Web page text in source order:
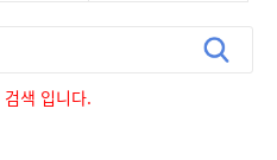
색 입니다.